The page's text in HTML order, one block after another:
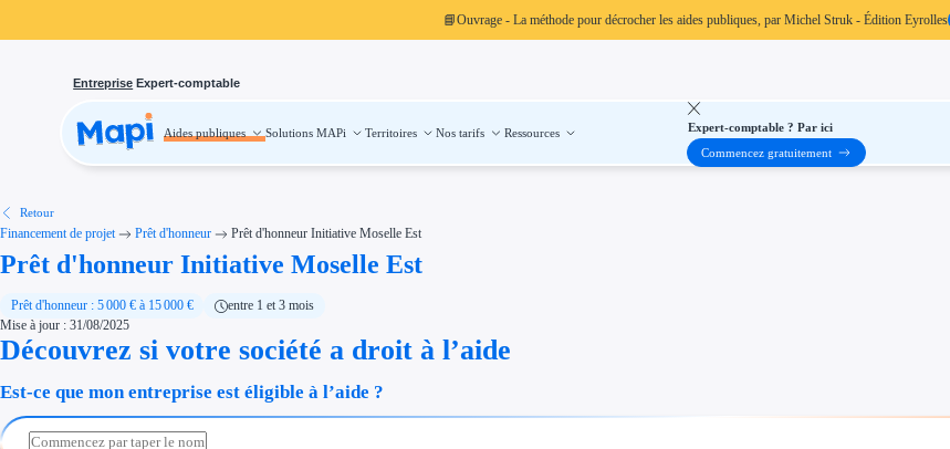
📘Ouvrage - La méthode pour décrocher les aides publiques, par Michel Struk - Édition Eyrolles
Entreprise Expert-comptable
Aides publiques Solutions MAPi Territoires Nos tarifs Ressources
Aides publiques
Investissement
Thématiques
Transition écologique
Développement international
Économies d'énergie et d'eau
Étapes de vie
Création d'entreprise
Aides Ressources Humaines
Type de financements
Expert-comptable ? Par ici
Commencez gratuitement
Retour
Financement de projet Prêt d'honneur Prêt d'honneur Initiative Moselle Est
Prêt d'honneur Initiative Moselle Est
Prêt d'honneur : 5 000 € à 15 000 €
entre 1 et 3 mois
Mise à jour : 31/08/2025
Découvrez si votre société a droit à l’aide
Est-ce que mon entreprise est éligible à l’aide ?